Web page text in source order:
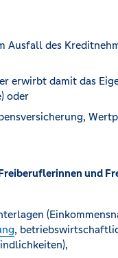
Ausfall des
erwirbt damit das
oder
und
,